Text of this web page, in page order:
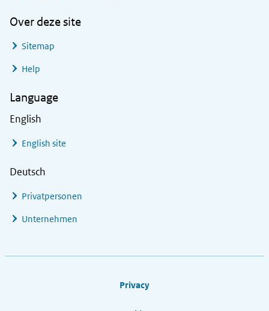
Over deze site
Sitemap
Help
Language
English
English site
Deutsch
Privatpersonen
Unternehmen
Privacy